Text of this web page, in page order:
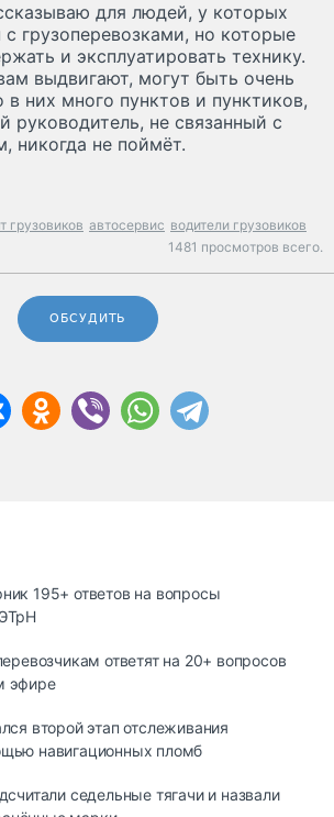
для людей, у которых
с грузоперевозками, но которые
и эксплуатировать технику.
выдвигают, могут быть очень
них много пунктов и пунктиков,
руководитель, не связанный с
никогда не поймёт.
грузовиков автосервис водители грузовиков
1481 просмотров всего.
ОБСУДИТЬ
195+ ответов на вопросы
ответят на 20+ вопросов
эфире
второй этап отслеживания
навигационных пломб
седельные тягачи и назвали